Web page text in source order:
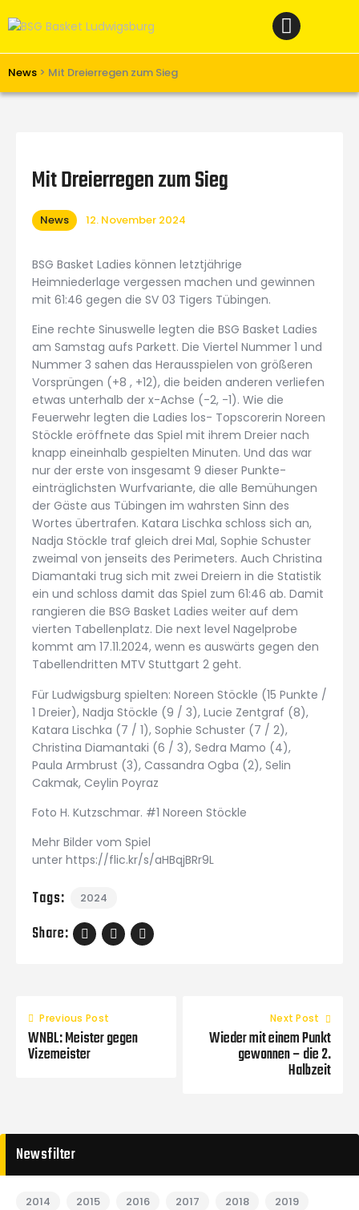
News > Mit Dreierregen zum Sieg
Verein
Unterstützen
Links
Mit Dreierregen zum Sieg
News 12. November 2024
BSG Basket Ladies können letztjährige
Heimniederlage vergessen machen und gewinnen
mit 61:46 gegen die SV 03 Tigers Tübingen.
Eine rechte Sinuswelle legten die BSG Basket Ladies
am Samstag aufs Parkett. Die Viertel Nummer 1 und
Nummer 3 sahen das Herausspielen von größeren
Vorsprüngen (+8 , +12), die beiden anderen verliefen
etwas unterhalb der x-Achse (-2, -1). Wie die
Feuerwehr legten die Ladies los- Topscorerin Noreen
Stöckle eröffnete das Spiel mit ihrem Dreier nach
knapp eineinhalb gespielten Minuten. Und das war
nur der erste von insgesamt 9 dieser Punkte-
einträglichsten Wurfvariante, die alle Bemühungen
der Gäste aus Tübingen im wahrsten Sinn des
Wortes übertrafen. Katara Lischka schloss sich an,
Nadja Stöckle traf gleich drei Mal, Sophie Schuster
zweimal von jenseits des Perimeters. Auch Christina
Diamantaki trug sich mit zwei Dreiern in die Statistik
ein und schloss damit das Spiel zum 61:46 ab. Damit
rangieren die BSG Basket Ladies weiter auf dem
vierten Tabellenplatz. Die next level Nagelprobe
kommt am 17.11.2024, wenn es auswärts gegen den
Tabellendritten MTV Stuttgart 2 geht.
Für Ludwigsburg spielten: Noreen Stöckle (15 Punkte /
1 Dreier), Nadja Stöckle (9 / 3), Lucie Zentgraf (8),
Katara Lischka (7 / 1), Sophie Schuster (7 / 2),
Christina Diamantaki (6 / 3), Sedra Mamo (4),
Paula Armbrust (3), Cassandra Ogba (2), Selin
Cakmak, Ceylin Poyraz
Foto H. Kutzschmar. #1 Noreen Stöckle
Mehr Bilder vom Spiel
unter https://flic.kr/s/aHBqjBRr9L
Tags: 2024
Share:
Previous Post
WNBL: Meister gegen
Vizemeister
Next Post
Wieder mit einem Punkt
gewonnen – die 2.
Halbzeit
Newsfilter
2014 2015 2016 2017 2018
2019